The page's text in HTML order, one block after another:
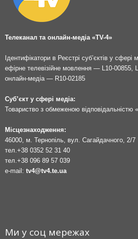
Телеканал та онлайн-медіа «TV-4»
Ідентифікатори в Реєстрі суб’єктів у сфері
ефірне телевізійне мовлення — L10-00855,
онлайн-медіа — R10-02185
Суб’єкт у сфері медіа:
Товариство з обмеженою відповідальністю
Місцезнаходження:
46000, м. Тернопіль, вул. Сагайдачного, 2/7
тел. +38 0352 52 31 40
тел. +38 096 89 57 039
e-mail: tv4@tv4.te.ua
Ми у соц мережах